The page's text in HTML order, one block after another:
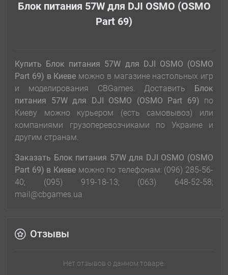
Блок питания 57W для DJI OSMO (OSMO
Part 69)
Купить Блок питания 57W для DJI OSMO (OSMO
Part 69) в Киеве можно в магазине настольных игр
и моделирования CBGames. Доставить Блок
питания 57W для DJI OSMO (OSMO Part 69) по
Киеву можно курьером (есть самовывоз) или
компаниями грузоперевозчиками по Украине и
другим странам.
Заказать Блок питания 57W для DJI OSMO (OSMO
Part 69) в Киевеможно по телефонам: (096) 285-56-
40; (095) 919-18-13; (063) 648-52-58;
mail@cbgames.ua
Отзывы
Нет отзывов о данном товаре.